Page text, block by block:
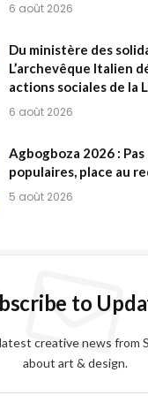
6 août 2026
Du ministère des
L’archevêque Italien
actions sociales de la
6 août 2026
Agbogboza 2026 :
populaires, place au
5 août 2026
to
creative news from
about art & design.